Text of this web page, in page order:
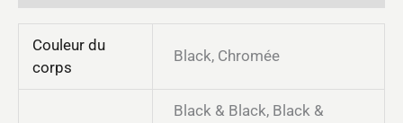
Couleur du
corps
Black, Chromée
Black & Black, Black &